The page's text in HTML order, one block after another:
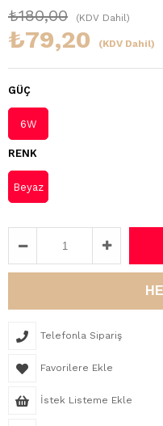
₺180,00 (KDV Dahil)
₺79,20 (KDV Dahil)
GÜÇ
6W
RENK
Beyaz
Telefonla Sipariş
Favorilere Ekle
İstek Listeme Ekle